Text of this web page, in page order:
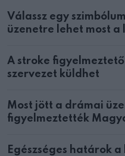
Válassz egy
üzenetre lehet most a
A stroke
szervezet küldhet
Most jött a drámai
figyelmeztették
Egészséges határok